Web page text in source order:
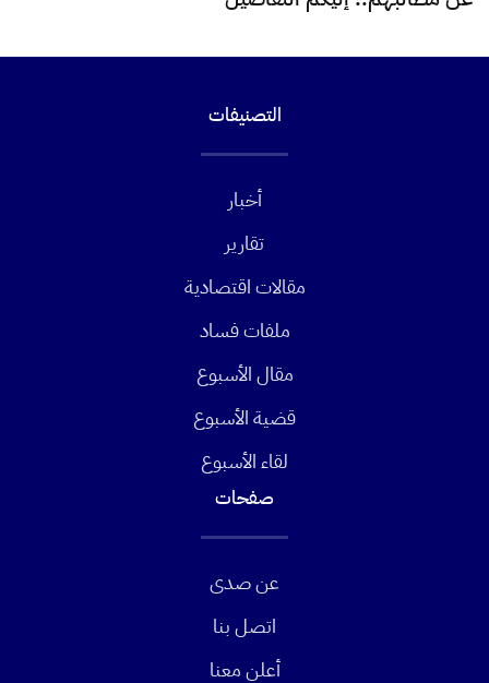
التصنيفات
أخبار
تقارير
مقالات اقتصادية
ملفات فساد
مقال الأسبوع
قضية الأسبوع
لقاء الأسبوع
صفحات
عن صدى
اتصل بنا
أعلن معنا